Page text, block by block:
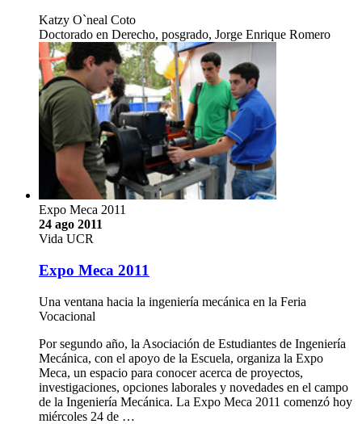
Katzy O`neal Coto
Doctorado en Derecho, posgrado, Jorge Enrique Romero
Expo Meca 2011
24 ago 2011
Vida UCR
Expo Meca 2011
Una ventana hacia la ingeniería mecánica en la Feria
Vocacional
Por segundo año, la Asociación de Estudiantes de Ingeniería
Mecánica, con el apoyo de la Escuela, organiza la Expo
Meca, un espacio para conocer acerca de proyectos,
investigaciones, opciones laborales y novedades en el campo
de la Ingeniería Mecánica. La Expo Meca 2011 comenzó hoy
miércoles 24 de …